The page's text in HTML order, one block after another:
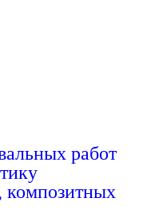
работ
композитных